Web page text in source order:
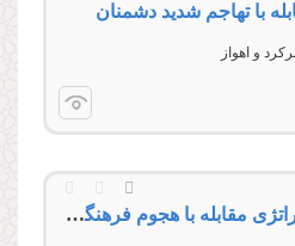
با تهاجم شدید دشمنان
و اهواز
ارتقاء فرهنگ دینی؛ استراتژی مقابله با هجوم فرهنگی دشمن